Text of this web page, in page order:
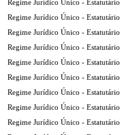
Regime Jurídico Único - Estatutário
Regime Jurídico Único - Estatutário
Regime Jurídico Único - Estatutário
Regime Jurídico Único - Estatutário
Regime Jurídico Único - Estatutário
Regime Jurídico Único - Estatutário
Regime Jurídico Único - Estatutário
Regime Jurídico Único - Estatutário
Regime Jurídico Único - Estatutário